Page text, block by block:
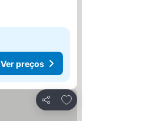
Ver preços
Partilhar
Adicionar aos favoritos